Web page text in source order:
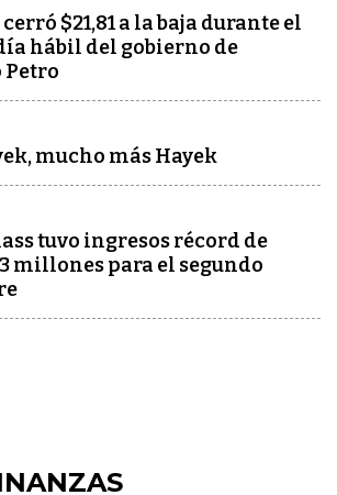
$21,81 a la baja durante el
hábil del gobierno de
Petro
mucho más Hayek
tuvo ingresos récord de
millones para el segundo